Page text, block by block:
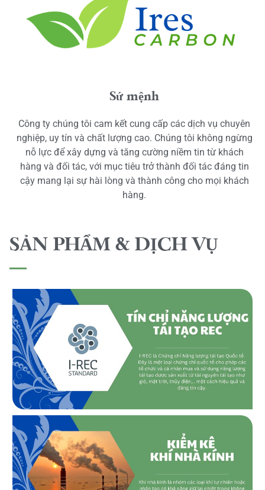
Sứ mệnh
Công ty chúng tôi cam kết cung cấp các dịch vụ chuyên
nghiệp, uy tín và chất lượng cao. Chúng tôi không ngừng
nỗ lực để xây dựng và tăng cường niềm tin từ khách
hàng và đối tác, với mục tiêu trở thành đối tác đáng tin
cậy mang lại sự hài lòng và thành công cho mọi khách
hàng.
SẢN PHẨM & DỊCH VỤ